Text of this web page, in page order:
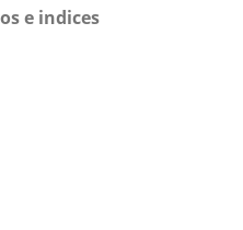
e indices